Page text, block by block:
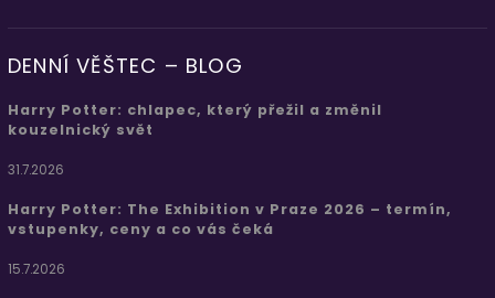
DENNÍ VĚŠTEC – BLOG
Harry Potter: chlapec, který přežil a změnil
kouzelnický svět
31.7.2026
Harry Potter: The Exhibition v Praze 2026 – termín,
vstupenky, ceny a co vás čeká
15.7.2026